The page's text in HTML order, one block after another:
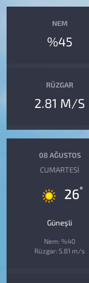
NEM
%45
RÜZGAR
2.81 M/S
08 AĞUSTOS
CUMARTESI
26°
Güneşli
Nem: %40
Rüzgar: 5.81 m/s